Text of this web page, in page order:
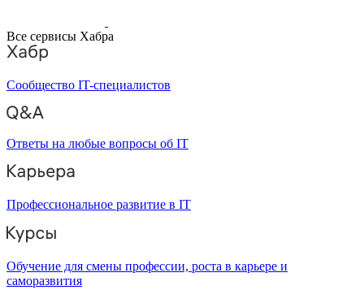
Все сервисы Хабра
Сообщество IT-специалистов
Ответы на любые вопросы об IT
Профессиональное развитие в IT
Обучение для смены профессии, роста в карьере и
саморазвития